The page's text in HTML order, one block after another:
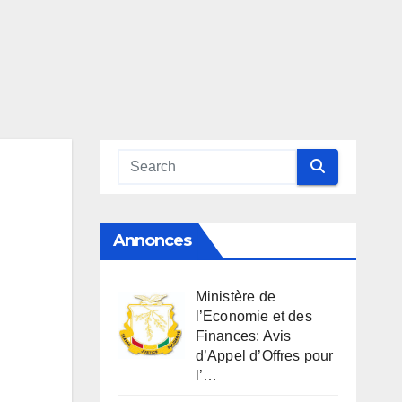
Annonces
Ministère de
l’Economie et des
Finances: Avis
d’Appel d’Offres pour
l’…